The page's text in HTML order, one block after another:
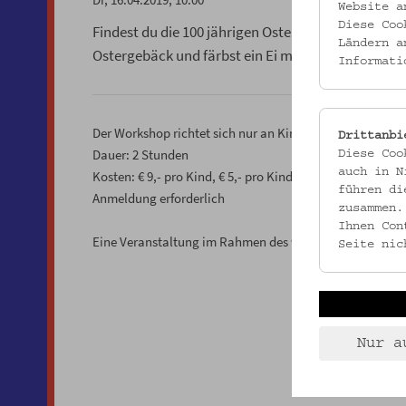
Findest du die 100 jährigen Ostereier und
Ostergebäck und färbst ein Ei mit Naturfarben.
Der Workshop richtet sich nur an Kinder.
Dauer: 2 Stunden
Kosten: € 9,- pro Kind, € 5,- pro Kind mit kinderaktiv-
Anmeldung erforderlich
Eine Veranstaltung im Rahmen des wienXtra-
Website
Diese
Ländern
Diese
auch in
führen
Ihnen
Seite
Nur